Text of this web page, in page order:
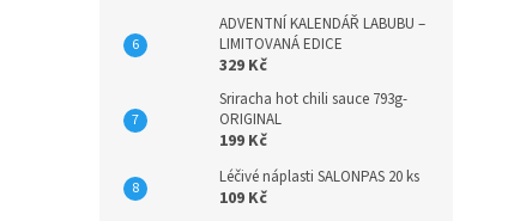
ADVENTNÍ KALENDÁŘ LABUBU –
LIMITOVANÁ EDICE
329 Kč
Sriracha hot chili sauce 793g-
ORIGINAL
199 Kč
Léčivé náplasti SALONPAS 20 ks
109 Kč